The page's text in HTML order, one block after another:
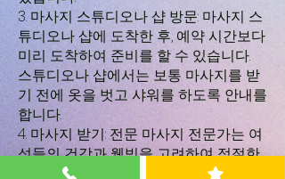
3. 마사지 스튜디오나 샵 방문: 마사지 스
튜디오나 샵에 도착한 후, 예약 시간보다
미리 도착하여 준비를 할 수 있습니다.
스튜디오나 샵에서는 보통 마사지를 받
기 전에 옷을 벗고 샤워를 하도록 안내를
합니다.
4. 마사지 받기: 전문 마사지 전문가는 여
성들의 건강과 웰빙을 고려하여 적절한
마사지를 제공합니다. 마사지를 받는 동